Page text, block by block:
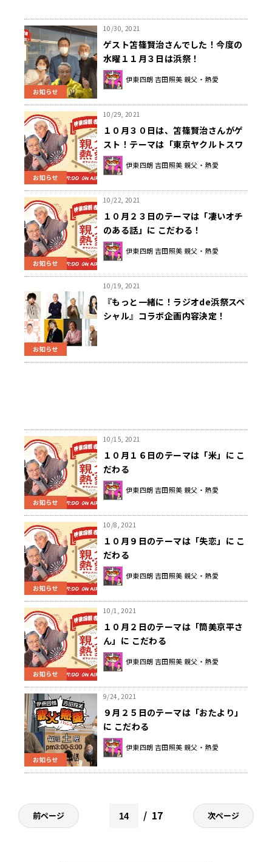
お知らせ
10/30, 2021
ゲスト笘篠賢治さんでした！今度の
水曜１１月３日は浜祭！
伊東四朗 吉田照美 親父・熱愛
お知らせ
10/29, 2021
１０月３０日は、笘篠賢治さんがゲ
スト！テーマは「東京ヤクルトスワ
ローズ」に こだわる
伊東四朗 吉田照美 親父・熱愛
お知らせ
10/22, 2021
１０月２３日のテーマは「凄いオチ
のある話」に こだわる！
伊東四朗 吉田照美 親父・熱愛
お知らせ
10/19, 2021
『もっと一緒に！ラジオde浜祭スペ
シャル』コラボ企画内容決定！
お知らせ
10/15, 2021
１０月１６日のテーマは「米」に こ
だわる
伊東四朗 吉田照美 親父・熱愛
お知らせ
10/8, 2021
１０月９日のテーマは「失恋」に こ
だわる
伊東四朗 吉田照美 親父・熱愛
お知らせ
10/1, 2021
１０月２日のテーマは「筒美京平さ
ん」に こだわる
伊東四朗 吉田照美 親父・熱愛
お知らせ
9/24, 2021
９月２５日のテーマは「おたより」
に こだわる
伊東四朗 吉田照美 親父・熱愛
前ページ 17 次ページ